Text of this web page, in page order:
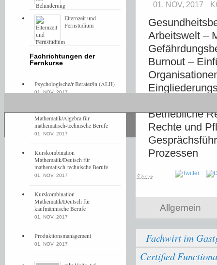
01. NOV, 2017
Arbeitswelt –
Burnout –
Betriebliche
Rechte und
Prozessen
Share
Allgemein
Fachwirt im
Certified
Elternzeit und
Fernstudium
Fachrichtungen der
Fernkurse
Psychologische/r Berater/in (ALH)
01. NOV, 2017
Kurskombination
Mathematik/Algebra für
mathematisch-technische Berufe
01. NOV, 2017
Kurskombination
Mathematik/Deutsch für
mathematisch-technische Berufe
01. NOV, 2017
Kurskombination
Mathematik/Deutsch für
kaufmännische Berufe
01. NOV, 2017
Produktionsmanagement
01. NOV, 2017